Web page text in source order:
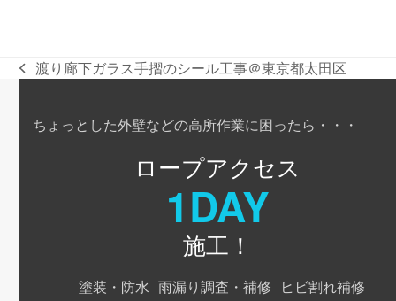
previous
渡り廊下ガラス手摺のシール工事＠東京都太田区
ちょっとした外壁などの高所作業に困ったら・・・
ロープアクセス
1DAY
施工！
塗装・防水 雨漏り調査・補修
ヒビ割れ補修